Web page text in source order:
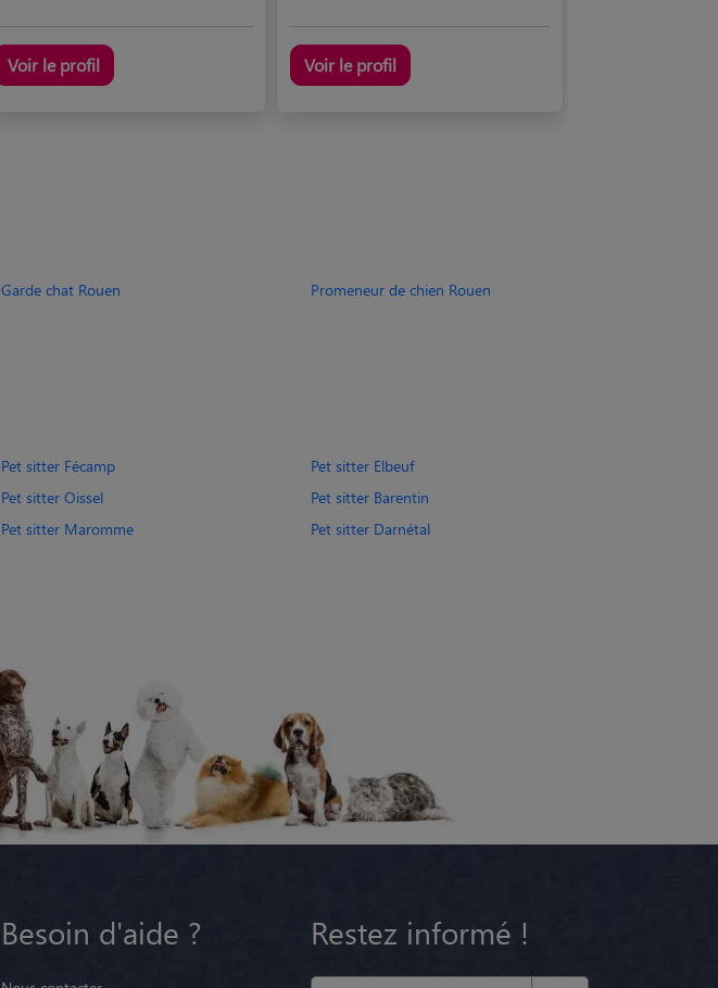
Voir le profil Voir le profil
Garde chat Rouen Promeneur de chien Rouen
Pet sitter Fécamp
Pet sitter Elbeuf
Pet sitter Oissel
Pet sitter Barentin
Pet sitter Maromme
Pet sitter Darnétal
Besoin d'aide ? Restez informé !